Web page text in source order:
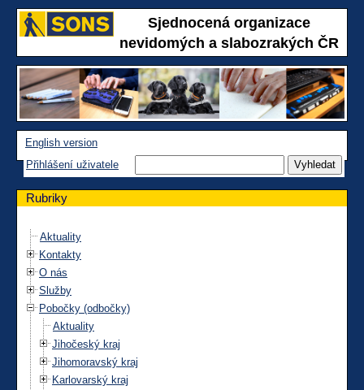
Sjednocená organizace
nevidomých a slabozrakých ČR
English version
Přihlášení uživatele
Rubriky
Aktuality
Kontakty
O nás
Služby
Pobočky (odbočky)
Aktuality
Jihočeský kraj
Jihomoravský kraj
Karlovarský kraj